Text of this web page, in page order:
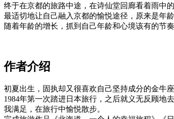
终于在京都的旅路中途，在诗仙堂回廊看着雨中
最适切地让自己融入京都的愉悦途径，原来是年龄
随着年龄的增长，抓到自己年龄和心境该有的节
作者介绍
初夏出生，固执却又很喜欢自己坚持成分的金牛
1984年第一次踏进日本旅行，之后就义无反顾地
我满足，在旅行中愉悦散步。